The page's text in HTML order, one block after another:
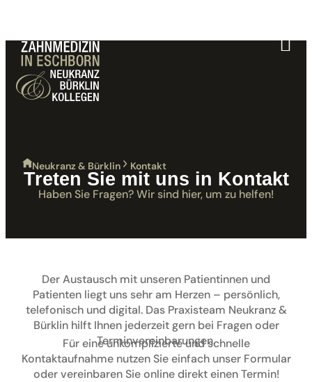
Neukranz & Bürklin Kontakt
Treten Sie mit uns in Kontakt
Haben Sie Fragen? Wir sind hier, um zu helfen!
Der Austausch mit unseren Patientinnen und
Patienten liegt uns sehr am Herzen – persönlich,
telefonisch und digital. Das Praxisteam Neukranz &
Bürklin hilft Ihnen jederzeit gern bei Fragen oder
Terminvereinbarungen.
Für eine unkomplizierte und schnelle
Kontaktaufnahme nutzen Sie einfach unser Formular
oder vereinbaren Sie online direkt einen Termin!